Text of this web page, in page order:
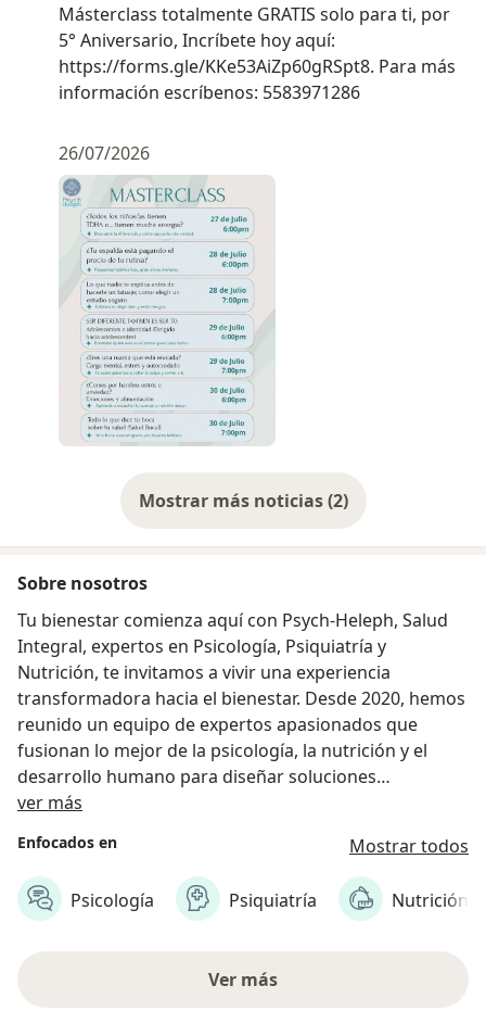
Másterclass totalmente GRATIS solo para ti, por
5° Aniversario, Incríbete hoy aquí:
https://forms.gle/KKe53AiZp60gRSpt8. Para más
información escríbenos: 5583971286
26/07/2026
Mostrar más noticias (2)
Sobre nosotros
Tu bienestar comienza aquí con Psych-Heleph, Salud
Integral, expertos en Psicología, Psiquiatría y
Nutrición, te invitamos a vivir una experiencia
transformadora hacia el bienestar. Desde 2020, hemos
reunido un equipo de expertos apasionados que
fusionan lo mejor de la psicología, la nutrición y el
desarrollo humano para diseñar soluciones
innovadoras que te guíen hacia una vida más
visionaria y comprometida con ofrecer servicios de
calidad que empoderen tu bienestar, brindándote
herramientas prácticas para alcanzar una salud
ver más
Enfocados en Mostrar todos
Psicología Psiquiatría Nutrición
Ver más